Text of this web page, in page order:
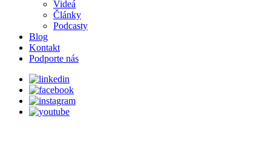
Videá
Články
Podcasty
Blog
Kontakt
Podporte nás